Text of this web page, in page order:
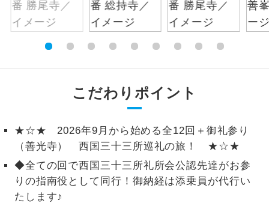
こだわりポイント
★☆★ 2026年9月から始める全12回＋御礼参り
（善光寺） 西国三十三所巡礼の旅！ ★☆★
◆全ての回で西国三十三所礼所会公認先達がお参
りの指南役として同行！御納経は添乗員が代行い
たします♪
絶景 絶景スポットに立ち寄るコースです。
ご宿泊ホテルに露天風呂が付いていま
ご宿泊ホテルに大浴場が付いています。
全食事付き
全てのお食事が付いていますので、お食
事の心配はいりません。（機内食を除
く）
お部屋食